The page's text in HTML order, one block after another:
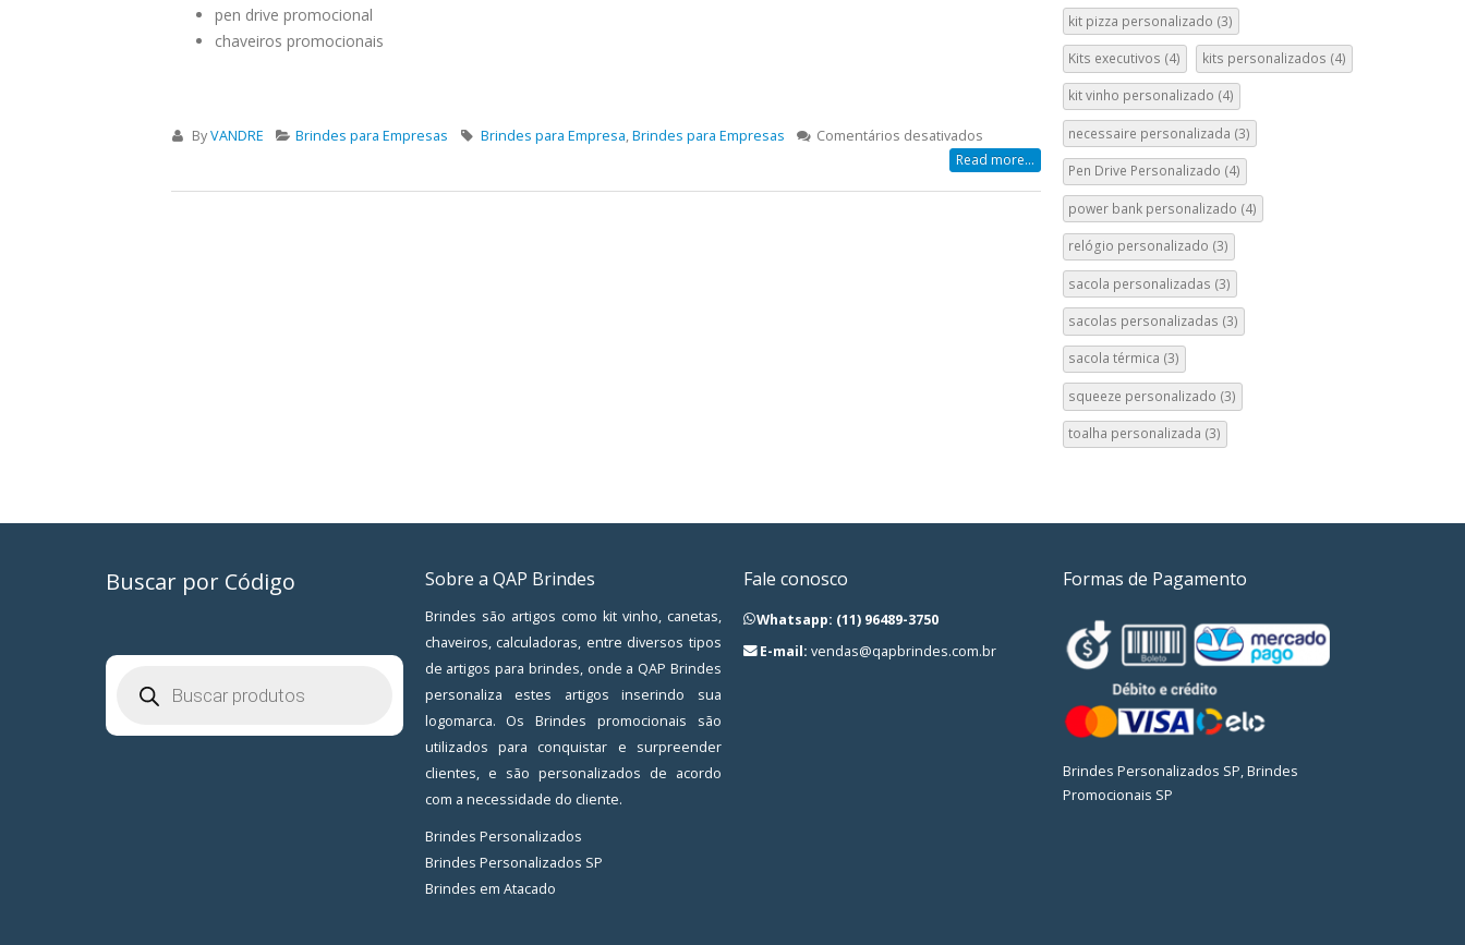
pen drive promocional
chaveiros promocionais
ByVANDRE Brindes para Empresas Brindes para Empresa,Brindes para Empresas Comentários desativados
Brindes
Read more...
kit pizza personalizado (3)
Kits executivos (4) kits personalizados (4)
kit vinho personalizado (4)
necessaire personalizada (3)
Pen Drive Personalizado (4)
power bank personalizado (4)
relógio personalizado (3)
sacola personalizadas (3)
sacolas personalizadas (3)
sacola térmica (3)
squeeze personalizado (3)
toalha personalizada (3)
Buscar por Código
produtos
Sobre a QAP Brindes
Brindes são artigos como kit vinho, canetas,
chaveiros, calculadoras, entre diversos tipos
de artigos para brindes, onde a QAP Brindes
personaliza estes artigos inserindo sua
logomarca. Os Brindes promocionais são
utilizados para conquistar e surpreender
clientes, e são personalizados de acordo
com a necessidade do cliente.
Brindes Personalizados
Brindes Personalizados SP
Brindes em Atacado
Fale conosco
Whatsapp: (11) 96489-3750
E-mail: vendas@qapbrindes.com.br
Formas de Pagamento
Brindes Personalizados SP, Brindes
Promocionais SP